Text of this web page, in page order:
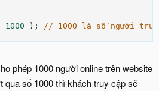
1000 ) ; // 1000 là số người
phép 1000 người online trên website
qua số 1000 thì khách truy cập sẽ